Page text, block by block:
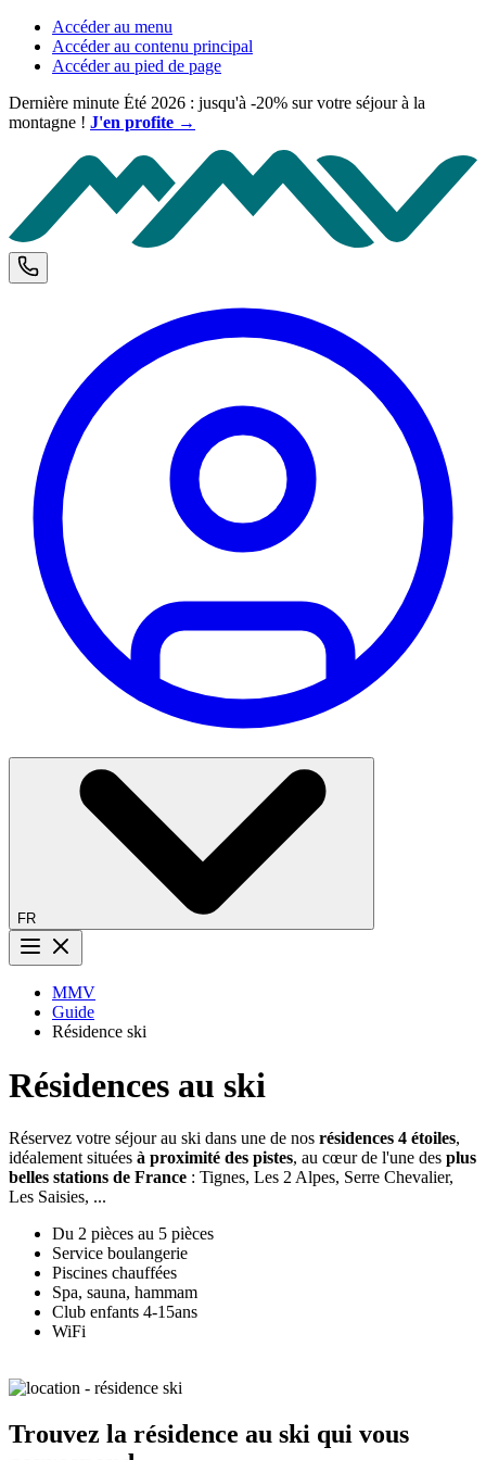
Accéder au menu
Accéder au contenu principal
Accéder au pied de page
Dernière minute Été 2026 : jusqu'à -20% sur votre séjour à la
montagne ! J'en profite →
Téléphone et horaires d'ouverture
FR
Bouton menu
MMV
Guide
Résidence ski
Résidences au ski
Réservez votre séjour au ski dans une de nos résidences 4 étoiles,
idéalement situées à proximité des pistes, au cœur de l'une des plus
belles stations de France : Tignes, Les 2 Alpes, Serre Chevalier,
Les Saisies, ...
Du 2 pièces au 5 pièces
Service boulangerie
Piscines chauffées
Spa, sauna, hammam
Club enfants 4-15ans
WiFi
Trouvez la résidence au ski qui vous